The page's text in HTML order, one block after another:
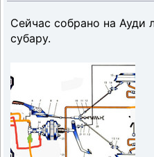
Сейчас собрано на Ауди
субару.